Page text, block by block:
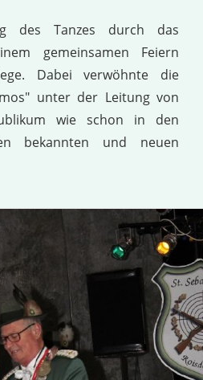
des Tanzes durch das
gemeinsamen Feiern
Dabei verwöhnte die
unter der Leitung von
wie schon in den
bekannten und neuen